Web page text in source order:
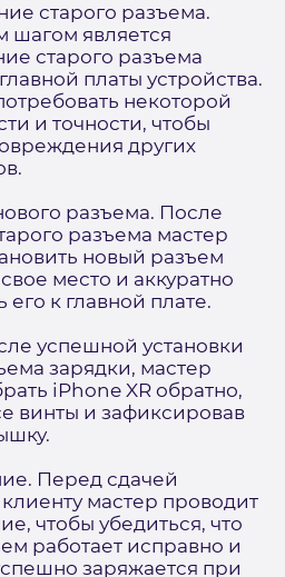
старого разъема.
является
старого разъема
платы устройства.
некоторой
и точности, чтобы
других
разъема. После
разъема мастер
новый разъем
место и аккуратно
его к главной плате.
успешной установки
зарядки, мастер
iPhone XR обратно,
винты и зафиксировав
Перед сдачей
клиенту мастер проводит
чтобы убедиться, что
работает исправно и
заряжается при